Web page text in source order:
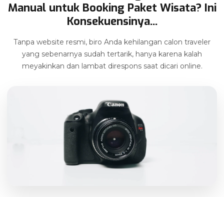
Manual untuk Booking Paket Wisata? Ini
Konsekuensinya...
Tanpa website resmi, biro Anda kehilangan calon traveler
yang sebenarnya sudah tertarik, hanya karena kalah
meyakinkan dan lambat direspons saat dicari online.